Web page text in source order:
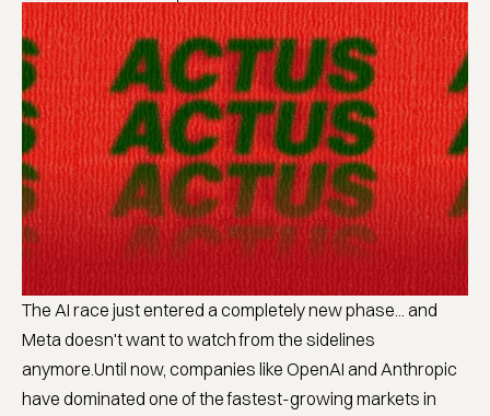
The AI race just entered a completely new phase... and
Meta doesn't want to watch from the sidelines
anymore.Until now, companies like OpenAI and Anthropic
have dominated one of the fastest-growing markets in